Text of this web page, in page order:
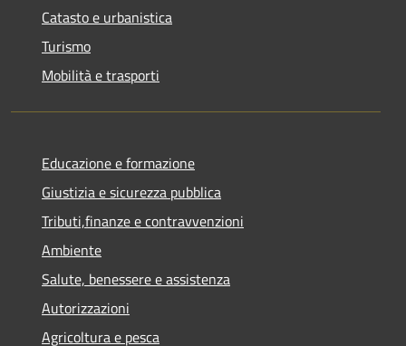
Catasto e urbanistica
Turismo
Mobilità e trasporti
Educazione e formazione
Giustizia e sicurezza pubblica
Tributi,finanze e contravvenzioni
Ambiente
Salute, benessere e assistenza
Autorizzazioni
Agricoltura e pesca